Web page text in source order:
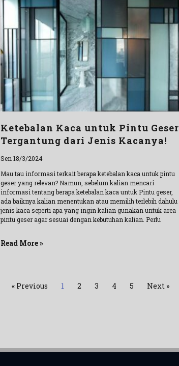
Ketebalan Kaca untuk Pintu Geser
Tergantung dari Jenis Kacanya!
Sen 18/3/2024
Mau tau informasi terkait berapa ketebalan kaca untuk pintu
geser yang relevan? Namun, sebelum kalian mencari
informasi tentang berapa ketebalan kaca untuk Pintu geser,
ada baiknya kalian menentukan atau memilih terlebih dahulu
jenis kaca seperti apa yang ingin kalian gunakan untuk area
pintu geser agar sesuai dengan kebutuhan kalian. Perlu
Read More »
« Previous 1 2 3 4 5 Next »